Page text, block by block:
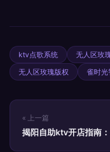
ktv点歌系统 无人区玫
无人区玫瑰版权
雀时
« 上一篇
揭阳自助ktv开店指南